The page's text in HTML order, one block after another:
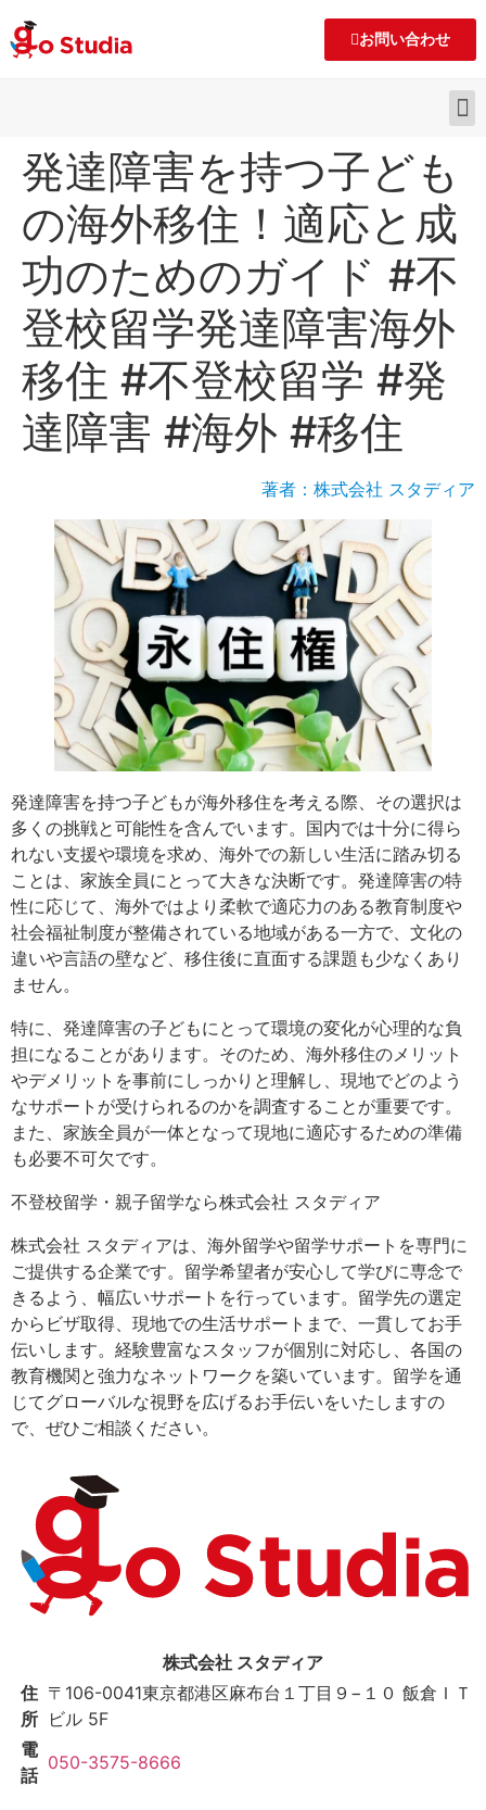
お問い合わせ
発達障害を持つ子ども
の海外移住！適応と成
功のためのガイド #不
登校留学発達障害海外
移住 #不登校留学 #発
達障害 #海外 #移住
著者：株式会社 スタディア
発達障害を持つ子どもが海外移住を考える際、その選択は
多くの挑戦と可能性を含んでいます。国内では十分に得ら
れない支援や環境を求め、海外での新しい生活に踏み切る
ことは、家族全員にとって大きな決断です。発達障害の特
性に応じて、海外ではより柔軟で適応力のある教育制度や
社会福祉制度が整備されている地域がある一方で、文化の
違いや言語の壁など、移住後に直面する課題も少なくあり
ません。
特に、発達障害の子どもにとって環境の変化が心理的な負
担になることがあります。そのため、海外移住のメリット
やデメリットを事前にしっかりと理解し、現地でどのよう
なサポートが受けられるのかを調査することが重要です。
また、家族全員が一体となって現地に適応するための準備
も必要不可欠です。
不登校留学・親子留学なら株式会社 スタディア
株式会社 スタディアは、海外留学や留学サポートを専門に
ご提供する企業です。留学希望者が安心して学びに専念で
きるよう、幅広いサポートを行っています。留学先の選定
からビザ取得、現地での生活サポートまで、一貫してお手
伝いします。経験豊富なスタッフが個別に対応し、各国の
教育機関と強力なネットワークを築いています。留学を通
じてグローバルな視野を広げるお手伝いをいたしますの
で、ぜひご相談ください。
株式会社 スタディア
住
所
〒106-0041東京都港区麻布台１丁目９−１０ 飯倉ＩＴ
ビル 5F
電
話
050-3575-8666